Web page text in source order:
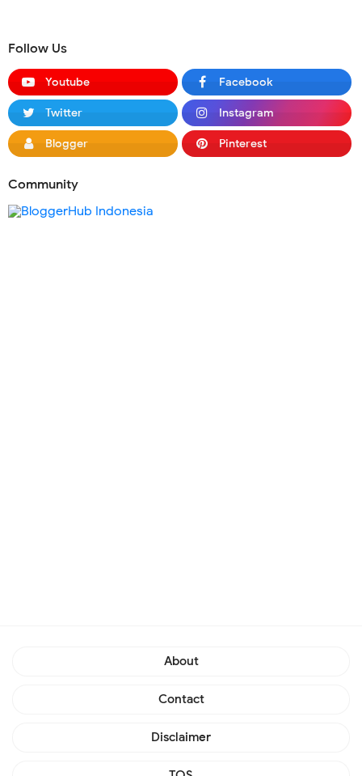
Follow Us
Youtube Facebook
Twitter Instagram
Blogger Pinterest
Community
About
Contact
Disclaimer